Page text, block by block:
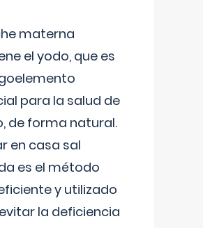
materna
el yodo, que es
para la salud de
de forma natural.
en casa sal
es el método
y utilizado
la deficiencia